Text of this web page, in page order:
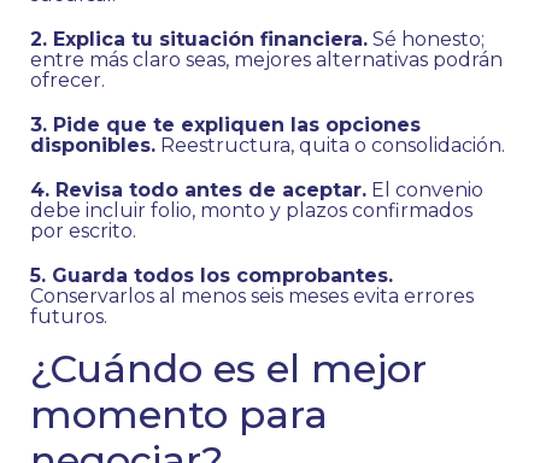
2. Explica tu situación financiera. Sé honesto;
entre más claro seas, mejores alternativas podrán
ofrecer.
3. Pide que te expliquen las opciones
disponibles. Reestructura, quita o consolidación.
4. Revisa todo antes de aceptar. El convenio
debe incluir folio, monto y plazos confirmados
por escrito.
5. Guarda todos los comprobantes.
Conservarlos al menos seis meses evita errores
futuros.
¿Cuándo es el mejor
momento para